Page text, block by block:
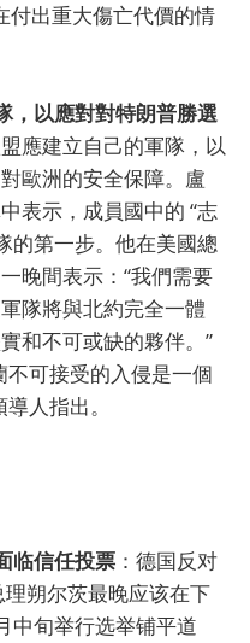
付出重大傷亡代價的情
，以應對對特朗普勝選
應建立自己的軍隊，以
歐洲的安全保障。盧
表示，成員國中的 “志
的第一步。他在美國總
晚間表示：“我們需要
隊將與北約完全一體
和不可或缺的夥伴。”
不可接受的入侵是一個
人指出。
临信任投票 ：德国反对
朔尔茨最晚应该在下
中旬举行选举铺平道